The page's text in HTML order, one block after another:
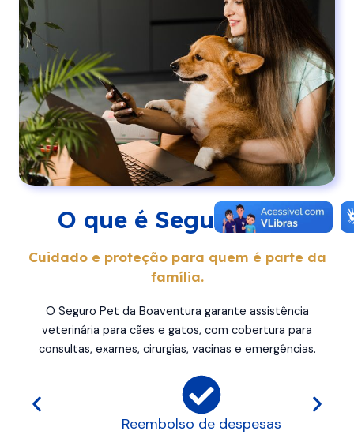
O que é Seguro Pet?
Cuidado e proteção para quem é parte da
família.
O Seguro Pet da Boaventura garante assistência
veterinária para cães e gatos, com cobertura para
consultas, exames, cirurgias, vacinas e emergências.
Reembolso de despesas